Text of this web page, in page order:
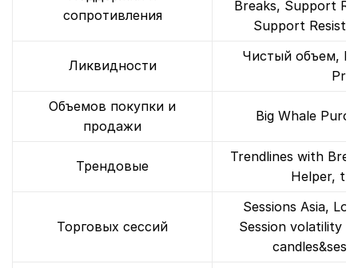
сопротивления
Breaks, Support
Support
Ликвидности
Чистый объем,
Объемов покупки и
продажи
Big Whale
Трендовые
Trendlines with
Helper,
Торговых сессий
Sessions Asia,
Session volatility